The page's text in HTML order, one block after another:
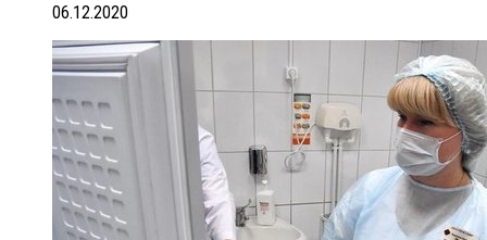
06.12.2020